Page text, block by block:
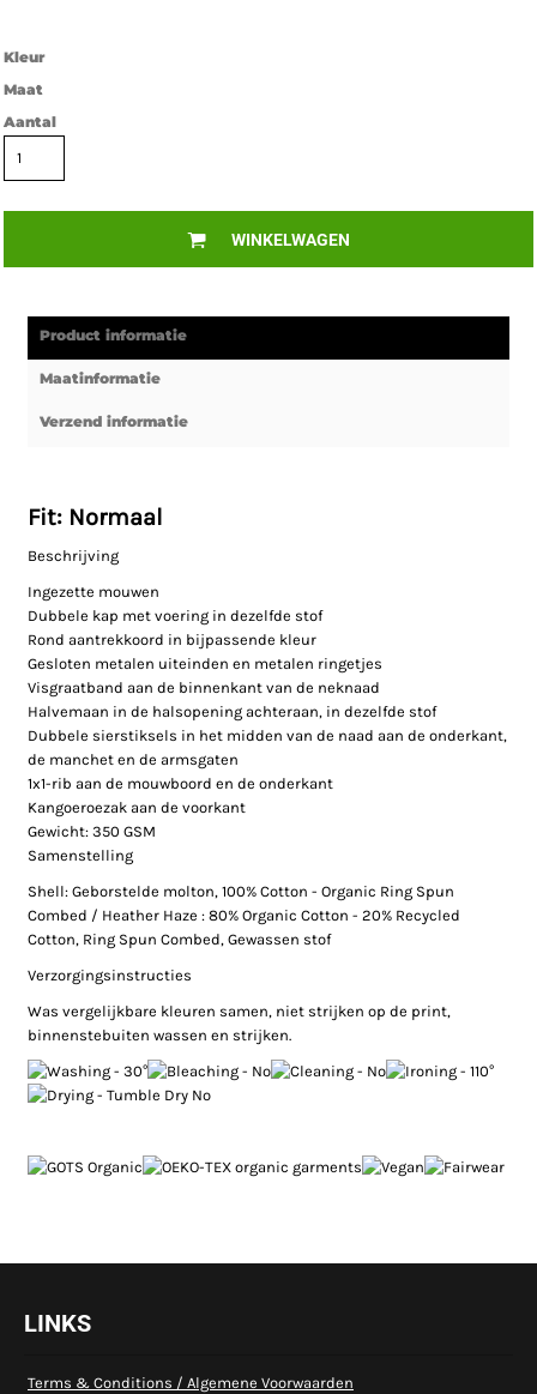
Kleur
Maat
Aantal
WINKELWAGEN
Product informatie
Maatinformatie
Verzend informatie
Fit: Normaal
Beschrijving
Ingezette mouwen
Dubbele kap met voering in dezelfde stof
Rond aantrekkoord in bijpassende kleur
Gesloten metalen uiteinden en metalen ringetjes
Visgraatband aan de binnenkant van de neknaad
Halvemaan in de halsopening achteraan, in dezelfde stof
Dubbele sierstiksels in het midden van de naad aan de onderkant,
de manchet en de armsgaten
1x1-rib aan de mouwboord en de onderkant
Kangoeroezak aan de voorkant
Gewicht: 350 GSM
Samenstelling
Shell: Geborstelde molton, 100% Cotton - Organic Ring Spun
Combed / Heather Haze : 80% Organic Cotton - 20% Recycled
Cotton, Ring Spun Combed, Gewassen stof
Verzorgingsinstructies
Was vergelijkbare kleuren samen, niet strijken op de print,
binnenstebuiten wassen en strijken.
LINKS
Terms & Conditions / Algemene Voorwaarden